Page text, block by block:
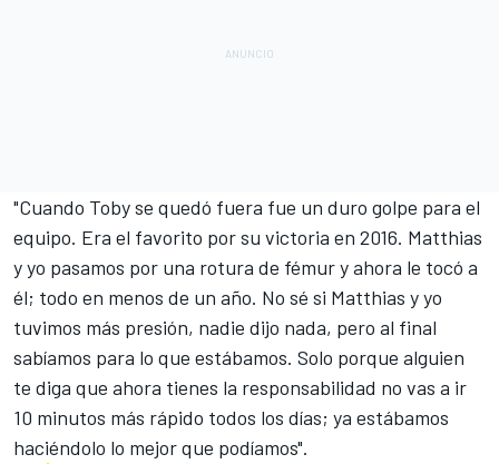
"Cuando Toby se quedó fuera fue un duro golpe para el
equipo. Era el favorito por su victoria en 2016. Matthias
y yo pasamos por una rotura de fémury ahora le tocó a
él; todo en menos de un año. No sé si Matthias y yo
tuvimos más presión, nadie dijo nada, pero al final
sabíamos para lo que estábamos. Solo porque alguien
te diga que ahora tienes la responsabilidad no vas a ir
10 minutos más rápido todos los días; ya estábamos
haciéndolo lo mejor que podíamos".